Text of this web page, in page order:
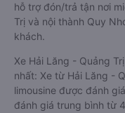
hỗ trợ đón/trả tận nơi
Trị và nội thành Quy
khách.
Xe Hải Lăng - Quảng
nhất: Xe từ Hải Lăng -
limousine được đánh
đánh giá trung bình từ